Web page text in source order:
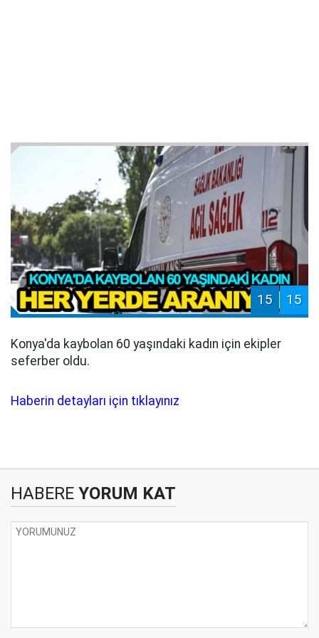
15 15
Konya'da kaybolan 60 yaşındaki kadın için ekipler
seferber oldu.
Haberin detayları için tıklayınız
HABERE YORUM KAT